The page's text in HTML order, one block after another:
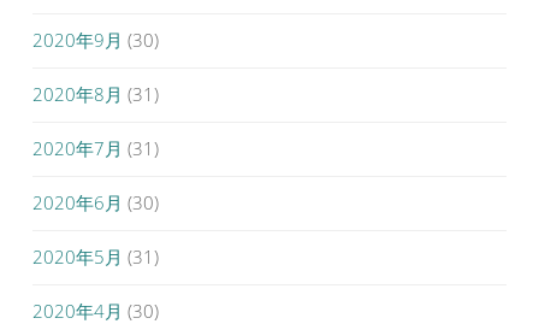
2020年9月 (30)
2020年8月 (31)
2020年7月 (31)
2020年6月 (30)
2020年5月 (31)
2020年4月 (30)